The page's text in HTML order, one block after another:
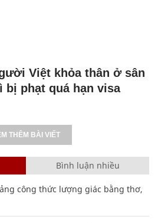
Việt khỏa thân ở sân
bị phạt quá hạn visa
THÊM BÀI VIẾT
Bình luận nhiều
công thức lượng giác bằng thơ,